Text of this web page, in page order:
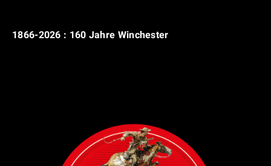
1866-2026 : 160 Jahre Winchester